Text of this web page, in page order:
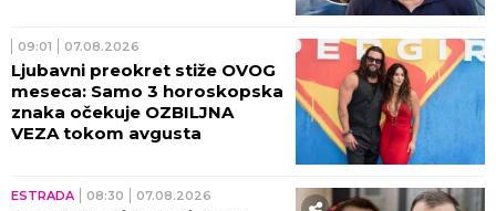
09:01 07.08.2026
Ljubavni preokret stiže OVOG
meseca: Samo 3 horoskopska
znaka očekuje OZBILJNA
VEZA tokom avgusta
ESTRADA 08:30 07.08.2026